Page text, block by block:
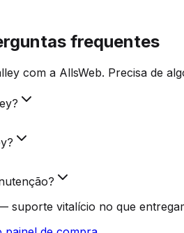
frequentes
com a AllsWeb. Precisa de
suporte vitalício no que